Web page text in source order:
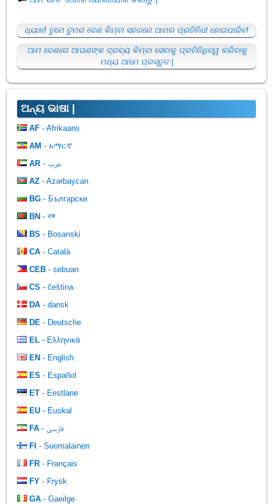
ଧ୍ୟାନ! ତୁମେ ତୁମର ଦେଶ କିମ୍ବା ସହରରେ ଆମର ପ୍ରତିନିଧୀ ହୋଇପାରିବ!
ଆମ ଦେଶରେ ଆପଣଙ୍କ ଦ୍ରବ୍ୟ କିମ୍ବା ସେବାକୁ ପ୍ରତିନିଧିତ୍ୱ କରିବାକୁ
ମଧ୍ୟ ଆମେ ପ୍ରସ୍ତୁତ |
ଅନ୍ୟ ଭାଷା |
AF - Afrikaans
AM - አማርኛ
AR
- عرب
AZ - Azərbaycan
BG - Български
BN - বঙ্গ
BS - Bosanski
CA - Català
CEB - sebuan
CS - čeština
DA - dansk
DE - Deutsche
EL - Ελληνικά
EN - English
ES - Español
ET - Eestlane
EU - Euskal
FA
- فارسی
FI - Suomalainen
FR - Français
FY - Frysk
GA - Gaeilge